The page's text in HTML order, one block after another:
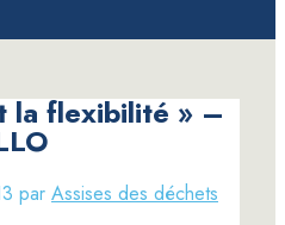
la flexibilité » –
par Assises des déchets